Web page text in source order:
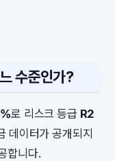
수준인가?
로 리스크 등급 R2
데이터가 공개되지
합니다.